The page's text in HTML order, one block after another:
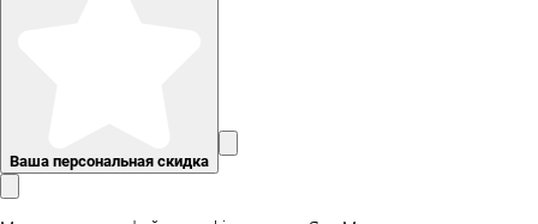
Ваша персональная скидка